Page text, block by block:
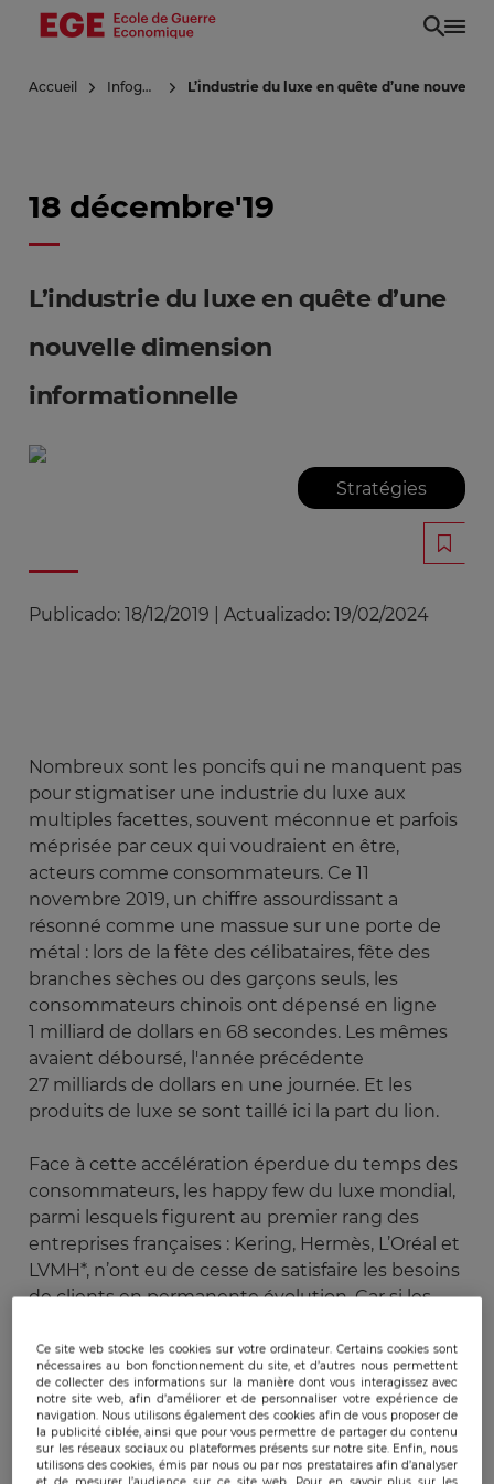
Aller
principal
Accueil Infoguerre L’industrie du luxe en quête d’une
18 décembre'19
L’industrie du luxe en quête d’une
nouvelle dimension
informationnelle
Stratégies
Publicado: 18/12/2019 Actualizado: 19/02/2024
Nombreux sont les poncifs qui ne manquent pas
pour stigmatiser une industrie du luxe aux
multiples facettes, souvent méconnue et parfois
méprisée par ceux qui voudraient en être,
acteurs comme consommateurs. Ce 11
novembre 2019, un chiffre assourdissant a
résonné comme une massue sur une porte de
métal : lors de la fête des célibataires, fête des
branches sèches ou des garçons seuls, les
consommateurs chinois ont dépensé en ligne
1 milliard de dollars en 68 secondes. Les mêmes
avaient déboursé, l'année précédente
27 milliards de dollars en une journée. Et les
produits de luxe se sont taillé ici la part du lion.
Face à cette accélération éperdue du temps des
consommateurs, les happy few du luxe mondial,
parmi lesquels figurent au premier rang des
entreprises françaises : Kering, Hermès, L’Oréal et
LVMH*, n’ont eu de cesse de satisfaire les besoins
de clients en permanente évolution. Car si les
vers celui des préadolescents ou desmillenials,
souvent asiatiques, qui découvrent les joies de la
société de consommation saupoudrées par leurs
parents. Des clients qui sont prêts à dépenser
des fortunes pour acquérir ces parts de rêve et
Ce site web stocke les cookies sur votre ordinateur. Certains cookies sont
nécessaires au bon fonctionnement du site, et d’autres nous permettent
de collecter des informations sur la manière dont vous interagissez avec
notre site web, afin d’améliorer et de personnaliser votre expérience de
navigation. Nous utilisons également des cookies afin de vous proposer de
la publicité ciblée, ainsi que pour vous permettre de partager du contenu
sur les réseaux sociaux ou plateformes présents sur notre site. Enfin, nous
utilisons des cookies, émis par nous ou par nos prestataires afin d’analyser